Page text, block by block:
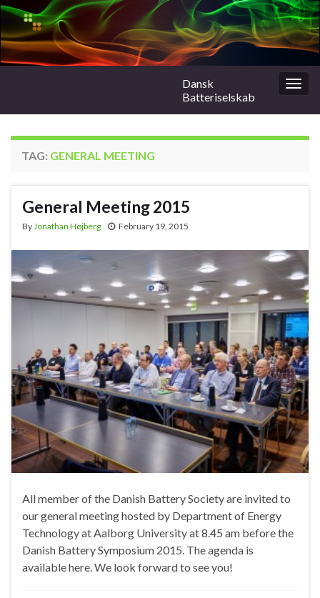
Dansk
Batteriselskab
TAG: GENERAL MEETING
General Meeting 2015
ByJonathan Højberg February 19, 2015
All member of the Danish Battery Society are invited to
our general meeting hosted by Department of Energy
Technology at Aalborg University at 8.45 am before the
Danish Battery Symposium 2015. The agenda is
available here. We look forward to see you!